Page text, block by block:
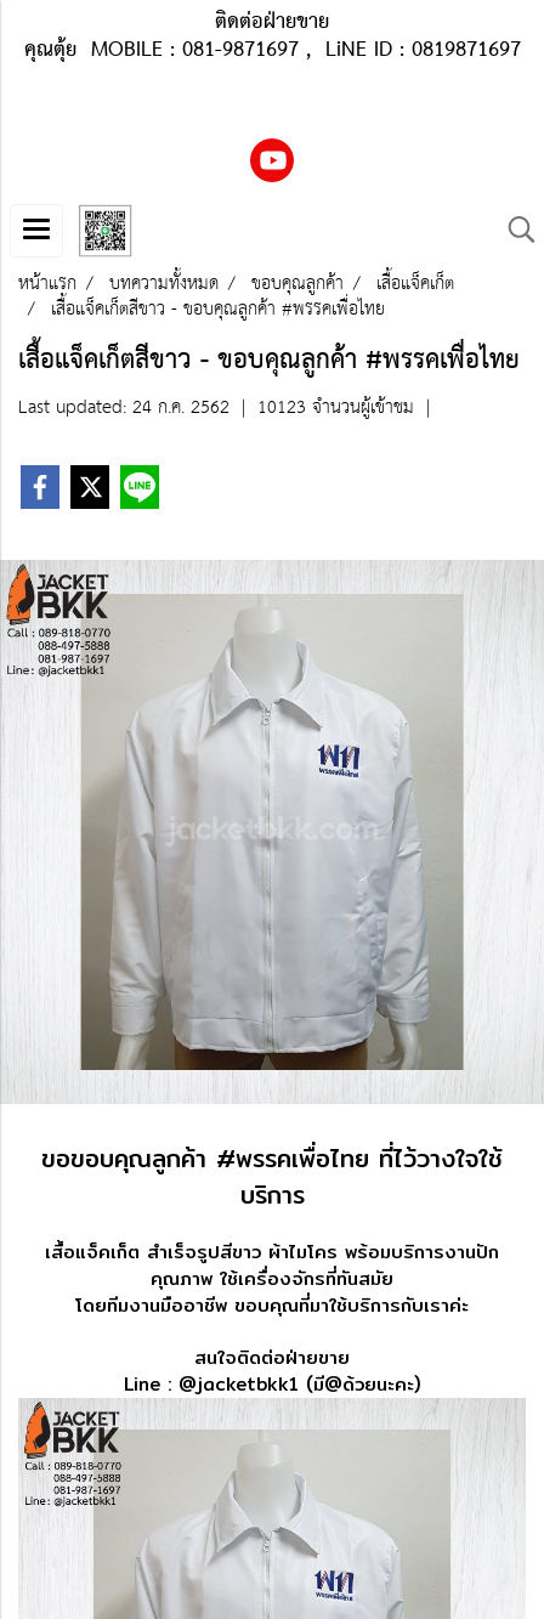
ติดต่อฝ่ายขาย
คุณตุ้ย MOBILE : 081-9871697 , LiNE ID : 0819871697
หน้าแรก บทความทั้งหมด ขอบคุณลูกค้า เสื้อแจ็คเก็ต
เสื้อแจ็คเก็ตสีขาว - ขอบคุณลูกค้า​ #พรรคเพื่อไทย
เสื้อแจ็คเก็ตสีขาว - ขอบคุณลูกค้า​ #พรรคเพื่อไทย
Last updated: 24 ก.ค. 2562 | 10123 จำนวนผู้เข้าชม |
ขอขอบคุณลูกค้า​ #พรรคเพื่อไทย ที่ไว้วางใจใช้
บริการ​
เสื้อแจ็คเก็ต สำเร็จรูปสีขาว ผ้าไมโคร พร้อมบริการงานปัก
คุณภาพ ใช้เครื่องจักรที่ทันสมัย
โดยทีมงานมืออาชีพ ขอบคุณที่มาใช้บริการกับเราค่ะ
สนใจติดต่อฝ่ายขาย
Line​ : @jacketbkk1 (มี@ด้วยนะคะ)